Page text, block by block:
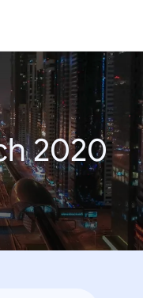
2020